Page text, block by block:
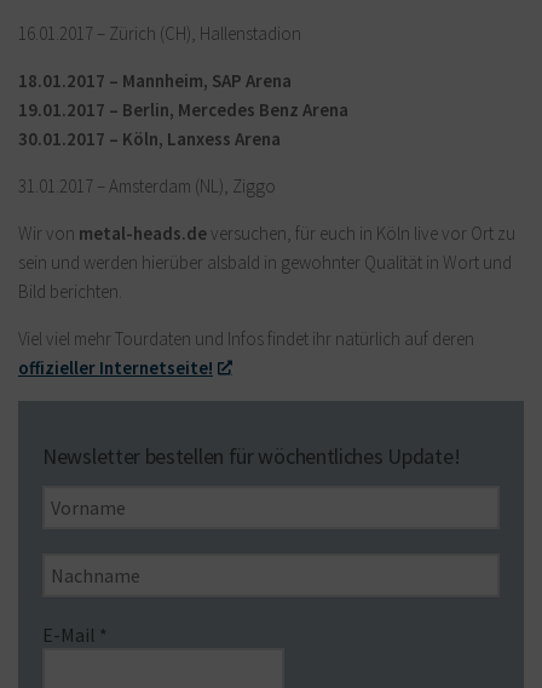
16.01.2017 – Zürich (CH), Hallenstadion
18.01.2017 – Mannheim, SAP Arena
19.01.2017 – Berlin, Mercedes Benz Arena
30.01.2017 – Köln, Lanxess Arena
31.01.2017 – Amsterdam (NL), Ziggo
Wir von metal-heads.deversuchen, für euch in Köln live vor Ort zu
sein und werden hierüber alsbald in gewohnter Qualität in Wort und
Bild berichten.
Viel viel mehr Tourdaten und Infos findet ihr natürlich auf deren
offizieller Internetseite!
Newsletter bestellen für wöchentliches Update!
E-Mail *